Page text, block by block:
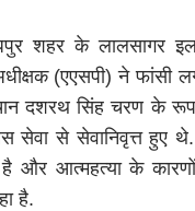
शहर के लालसागर
(एएसपी) ने फांसी
दशरथ सिंह चरण के
सेवा से सेवानिवृत्त हुए
और आत्महत्या के
है.